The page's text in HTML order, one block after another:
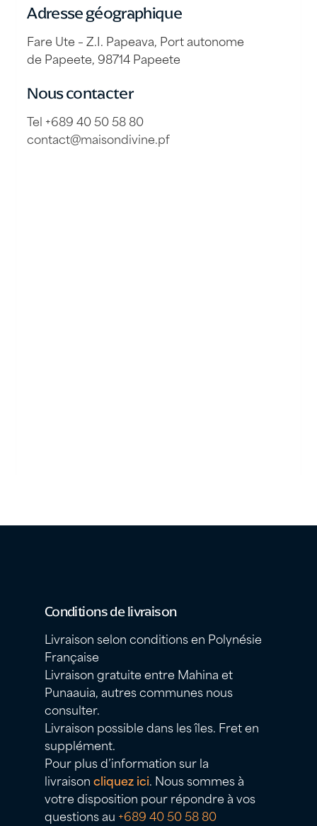
Adresse géographique
Fare Ute – Z.I. Papeava, Port autonome
de Papeete, 98714 Papeete
Nous contacter
Tel +689 40 50 58 80
contact@maisondivine.pf
Conditions de livraison
Livraison selon conditions en Polynésie
Française
Livraison gratuite entre Mahina et
Punaauia, autres communes nous
consulter.
Livraison possible dans les îles. Fret en
supplément.
Pour plus d’information sur la
livraisoncliquez ici. Nous sommes à
votre disposition pour répondre à vos
questions au +689 40 50 58 80